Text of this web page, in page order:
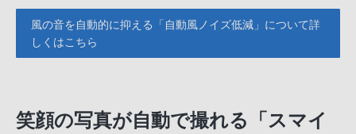
風の音を自動的に抑える「自動風ノイズ低減」について詳
しくはこちら
笑顔の写真が自動で撮れる「スマイ